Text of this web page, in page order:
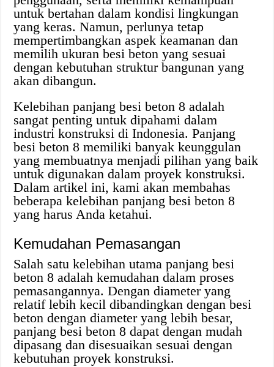
untuk bertahan dalam kondisi lingkungan
yang keras. Namun, perlunya tetap
mempertimbangkan aspek keamanan dan
memilih ukuran besi beton yang sesuai
dengan kebutuhan struktur bangunan yang
akan dibangun.
Kelebihan panjang besi beton 8 adalah
sangat penting untuk dipahami dalam
industri konstruksi di Indonesia. Panjang
besi beton 8 memiliki banyak keunggulan
yang membuatnya menjadi pilihan yang baik
untuk digunakan dalam proyek konstruksi.
Dalam artikel ini, kami akan membahas
beberapa kelebihan panjang besi beton 8
yang harus Anda ketahui.
Kemudahan Pemasangan
Salah satu kelebihan utama panjang besi
beton 8 adalah kemudahan dalam proses
pemasangannya. Dengan diameter yang
relatif lebih kecil dibandingkan dengan besi
beton dengan diameter yang lebih besar,
panjang besi beton 8 dapat dengan mudah
dipasang dan disesuaikan sesuai dengan
kebutuhan proyek konstruksi.